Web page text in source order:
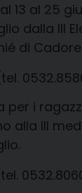
13 al 25
dalla III
di Cadore
per i
alla III